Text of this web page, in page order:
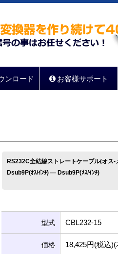
ンロード お客様サポート
RS232C全結線ストレートケーブル(オ
Dsub9P(ｵｽ/ｲﾝﾁ) ― Dsub9P(ﾒｽ/ｲﾝﾁ)
型式 CBL232-15
価格 18,425円(税込